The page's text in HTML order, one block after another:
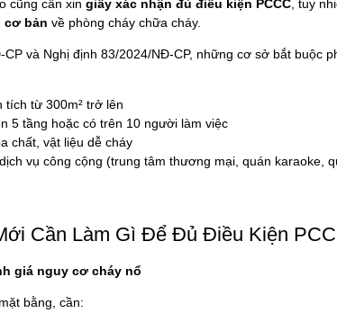
cũng cần xin giấy xác nhận đủ điều kiện PCCC, tuy
cơ bản về phòng cháy chữa cháy.
và Nghị định 83/2024/NĐ-CP, những cơ sở bắt buộc
tích từ 300m² trở lên
5 tầng hoặc có trên 10 người làm việc
chất, vật liệu dễ cháy
vụ công cộng (trung tâm thương mại, quán karaoke,
Cần Làm Gì Để Đủ Điều Kiện
giá nguy cơ cháy nổ
bằng, cần: